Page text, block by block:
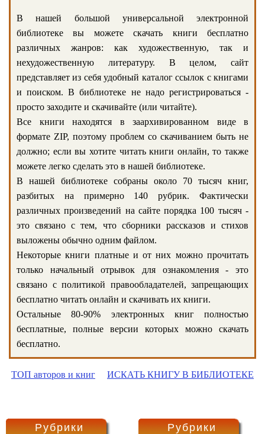
В нашей большой универсальной электронной
библиотеке вы можете скачать книги бесплатно
различных жанров: как художественную, так и
нехудожественную литературу. В целом, сайт
представляет из себя удобный каталог ссылок с книгами
и поиском. В библиотеке не надо регистрироваться -
просто заходите и скачивайте (или читайте).
Все книги находятся в заархивированном виде в
формате ZIP, поэтому проблем со скачиванием быть не
должно; если вы хотите читать книги онлайн, то также
можете легко сделать это в нашей библиотеке.
В нашей библиотеке собраны около 70 тысяч книг,
разбитых на примерно 140 рубрик. Фактически
различных произведений на сайте порядка 100 тысяч -
это связано с тем, что сборники рассказов и стихов
выложены обычно одним файлом.
Некоторые книги платные и от них можно прочитать
только начальный отрывок для ознакомления - это
связано с политикой правообладателей, запрещающих
бесплатно читать онлайн и скачивать их книги.
Остальные 80-90% электронных книг полностью
бесплатные, полные версии которых можно скачать
бесплатно.
ТОП авторов и книг ИСКАТЬ КНИГУ В БИБЛИОТЕКЕ
Рубрики Рубрики